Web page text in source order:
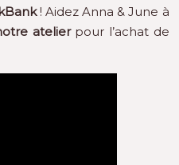
! Aidez Anna & June à
atelierpour l’achat de